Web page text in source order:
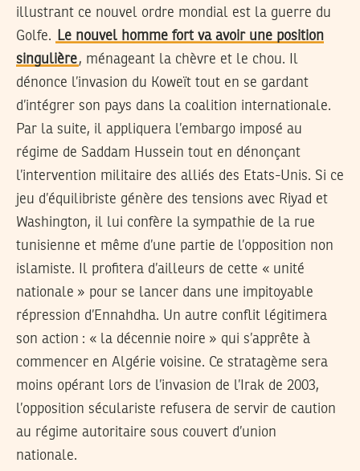
illustrant ce nouvel ordre mondial est la guerre du
Golfe.
Le nouvel homme fort va avoir une position
singulière, ménageant la chèvre et le chou. Il
dénonce l’invasion du Koweït tout en se gardant
d’intégrer son pays dans la coalition internationale.
Par la suite, il appliquera l’embargo imposé au
régime de Saddam Hussein tout en dénonçant
l’intervention militaire des alliés des Etats-Unis. Si ce
jeu d’équilibriste génère des tensions avec Riyad et
Washington, il lui confère la sympathie de la rue
tunisienne et même d’une partie de l’opposition non
islamiste. Il profitera d’ailleurs de cette « unité
nationale » pour se lancer dans une impitoyable
répression d’Ennahdha. Un autre conflit légitimera
son action : « la décennie noire » qui s’apprête à
commencer en Algérie voisine. Ce stratagème sera
moins opérant lors de l’invasion de l’Irak de 2003,
l’opposition séculariste refusera de servir de caution
au régime autoritaire sous couvert d’union
nationale.